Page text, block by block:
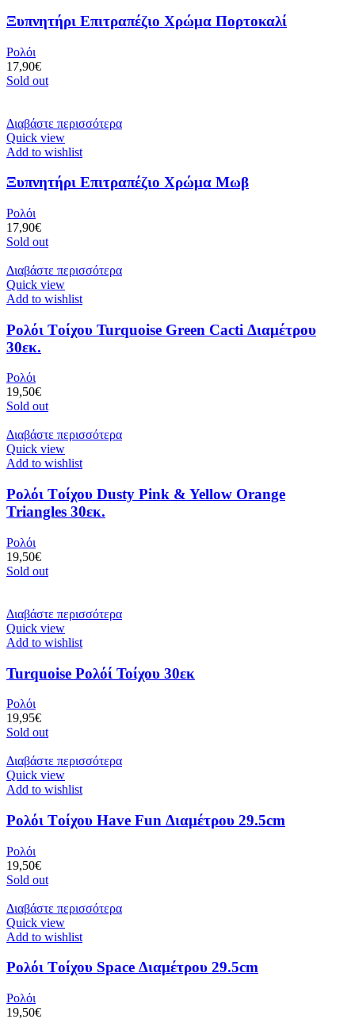
Ξυπνητήρι Επιτραπέζιο Χρώμα Πορτοκαλί
Ρολόι
17,90€
Sold out
Διαβάστε περισσότερα
Quick view
Add to wishlist
Ξυπνητήρι Επιτραπέζιο Χρώμα Μωβ
Ρολόι
17,90€
Sold out
Διαβάστε περισσότερα
Quick view
Add to wishlist
Ρολόι Tοίχου Turquoise Green Cacti Διαμέτρου
30εκ.
Ρολόι
19,50€
Sold out
Διαβάστε περισσότερα
Quick view
Add to wishlist
Ρολόι Tοίχου Dusty Pink & Yellow Orange
Triangles 30εκ.
Ρολόι
19,50€
Sold out
Διαβάστε περισσότερα
Quick view
Add to wishlist
Turquoise Ρολόί Τοίχου 30εκ
Ρολόι
19,95€
Sold out
Διαβάστε περισσότερα
Quick view
Add to wishlist
Ρολόι Tοίχου Have Fun Διαμέτρου 29.5cm
Ρολόι
19,50€
Sold out
Διαβάστε περισσότερα
Quick view
Add to wishlist
Ρολόι Tοίχου Space Διαμέτρου 29.5cm
Ρολόι
19,50€